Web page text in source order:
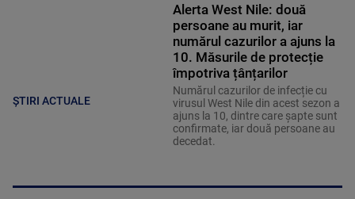
ȘTIRI ACTUALE
Alerta West Nile: două
persoane au murit, iar
numărul cazurilor a ajuns la
10. Măsurile de protecție
împotriva țânțarilor
Numărul cazurilor de infecție cu
virusul West Nile din acest sezon a
ajuns la 10, dintre care șapte sunt
confirmate, iar două persoane au
decedat.